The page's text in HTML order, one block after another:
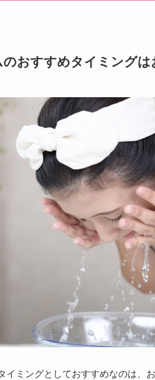
おすすめタイミングは
イミングとしておすすめなのは、お